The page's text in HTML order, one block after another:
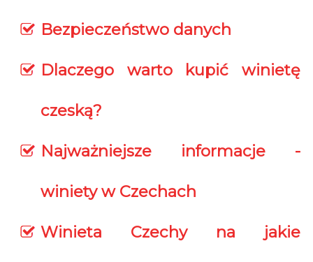
Bezpieczeństwo danych
Dlaczego warto kupić winietę
czeską?
Najważniejsze informacje -
winiety w Czechach
Winieta Czechy na jakie